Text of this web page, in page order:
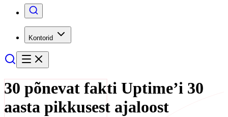
Kontorid
30 põnevat fakti Uptime’i 30
aasta pikkusest ajaloost